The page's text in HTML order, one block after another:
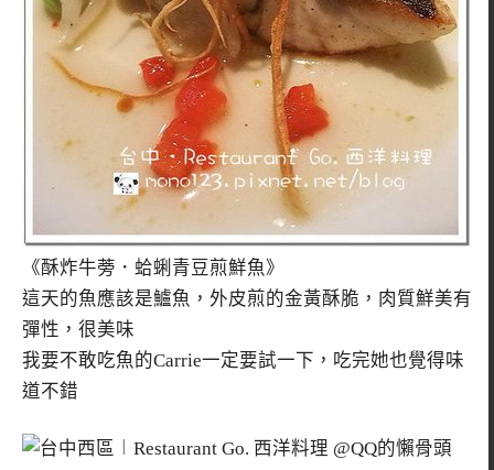
《酥炸牛蒡．蛤蜊青豆煎鮮魚》
這天的魚應該是鱸魚，外皮煎的金黃酥脆，肉質鮮美有
彈性，很美味
我要不敢吃魚的Carrie一定要試一下，吃完她也覺得味
道不錯